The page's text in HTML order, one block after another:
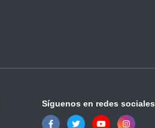
Síguenos en redes sociales